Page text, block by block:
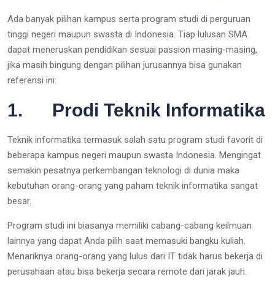
Ada banyak pilihan kampus serta program studi di perguruan
tinggi negeri maupun swasta di Indonesia. Tiap lulusan SMA
dapat meneruskan pendidikan sesuai passion masing-masing,
jika masih bingung dengan pilihan jurusannya bisa gunakan
referensi ini:
1. Prodi Teknik Informatika
Teknik informatika termasuk salah satu program studi favorit di
beberapa kampus negeri maupun swasta Indonesia. Mengingat
semakin pesatnya perkembangan teknologi di dunia maka
kebutuhan orang-orang yang paham teknik informatika sangat
besar.
Program studi ini biasanya memiliki cabang-cabang keilmuan
lainnya yang dapat Anda pilih saat memasuki bangku kuliah.
Menariknya orang-orang yang lulus dari IT tidak harus bekerja di
perusahaan atau bisa bekerja secara remote dari jarak jauh.